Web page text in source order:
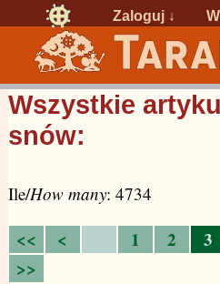
Zaloguj ↓
Wszystkie
snów:
Ile/How many: 4734
<< < 1 2 3
>>